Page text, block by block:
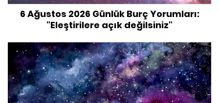
6 Ağustos 2026 Günlük Burç Yorumları:
"Eleştirilere açık değilsiniz"